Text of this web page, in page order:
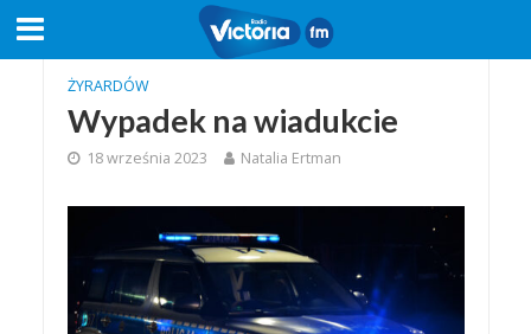
ŻYRARDÓW
Wypadek na wiadukcie
18 września 2023 Natalia Ertman